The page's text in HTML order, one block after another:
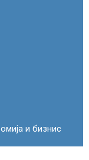
и бизнис